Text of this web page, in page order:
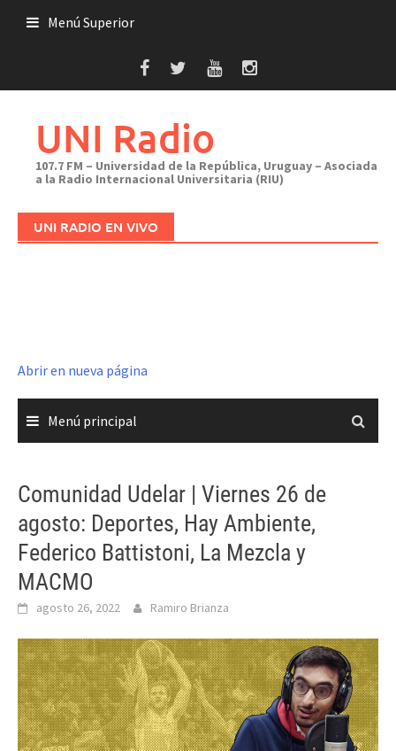
Menú Superior
UNI Radio
107.7 FM – Universidad de la República, Uruguay – Asociada
a la Radio Internacional Universitaria (RIU)
UNI RADIO EN VIVO
Abrir en nueva página
Menú principal
Comunidad Udelar | Viernes 26 de
agosto: Deportes, Hay Ambiente,
Federico Battistoni, La Mezcla y
MACMO
agosto 26, 2022 Ramiro Brianza